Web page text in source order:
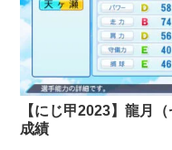
【にじ甲2023】龍月
成績